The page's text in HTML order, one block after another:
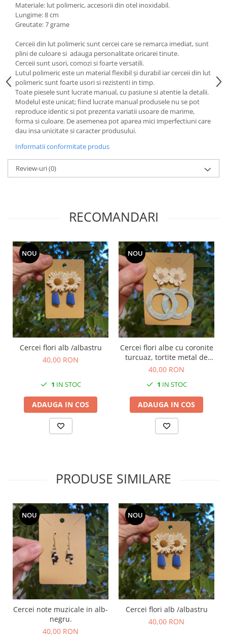
Materiale: lut polimeric, accesorii din otel inoxidabil.
Lungime: 8 cm
Greutate: 7 grame
Cerceii din lut polimeric sunt cercei care se remarca imediat, sunt
plini de culoare si adauga personalitate oricarei tinute.
Cerceii sunt usori, comozi si foarte versatili.
Lutul polimeric este un material flexibil și durabil iar cerceii din lut
polimeric sunt foarte usori si rezistenti in timp.
Toate piesele sunt lucrate manual, cu pasiune si atentie la detalii.
Modelul este unicat; fiind lucrate manual produsele nu se pot
reproduce identic si pot prezenta variatii usoare de marime,
forma si culoare. De asemenea pot aparea mici imperfectiuni care
dau insa unicitate si caracter produsului.
Informatii conformitate produs
Review-uri(0)
RECOMANDARI
NOU
Cercei flori alb /albastru
40,00 RON
1 IN STOC
ADAUGA IN COS
NOU
Cercei flori albe cu coronite
turcuaz, tortite metal de
inalta calitate.
40,00 RON
1 IN STOC
ADAUGA IN COS
PRODUSE SIMILARE
NOU
Cercei note muzicale in alb-
negru.
40,00 RON
NOU
Cercei flori alb /albastru
40,00 RON